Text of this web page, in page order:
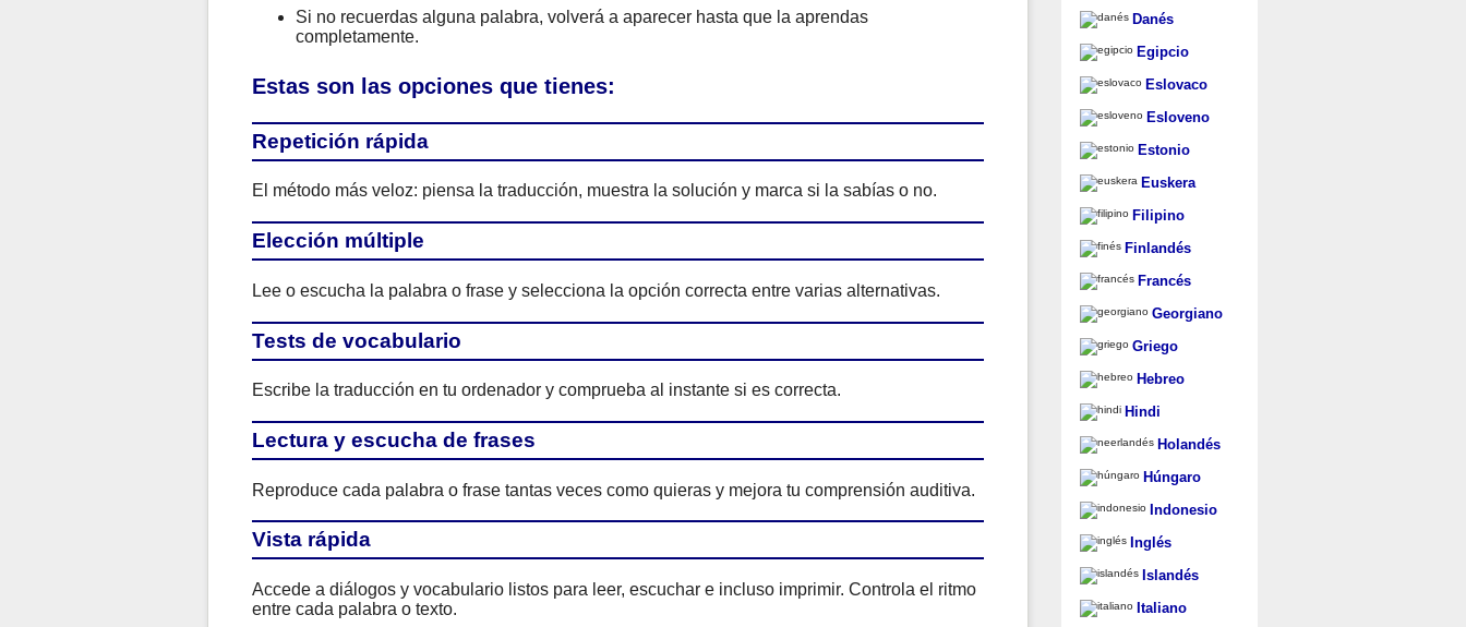
Si no recuerdas alguna palabra, volverá a aparecer hasta que la aprendas
completamente.
Estas son las opciones que tienes:
Repetición rápida
El método más veloz: piensa la traducción, muestra la solución y marca si la sabías o no.
Elección múltiple
Lee o escucha la palabra o frase y selecciona la opción correcta entre varias alternativas.
Tests de vocabulario
Escribe la traducción en tu ordenador y comprueba al instante si es correcta.
Lectura y escucha de frases
Reproduce cada palabra o frase tantas veces como quieras y mejora tu comprensión auditiva.
Vista rápida
Accede a diálogos y vocabulario listos para leer, escuchar e incluso imprimir. Controla el ritmo
entre cada palabra o texto.
Danés
Egipcio
Eslovaco
Esloveno
Estonio
Euskera
Filipino
Finlandés
Francés
Georgiano
Griego
Hebreo
Hindi
Holandés
Húngaro
Indonesio
Inglés
Islandés
Italiano